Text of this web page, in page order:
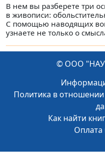
В нем вы разберете три
в живописи:
С помощью наводящих
узнаете не только о
© ООО
Политика в
Как найти
Оплата